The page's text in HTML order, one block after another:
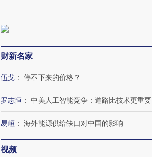
财新名家
伍戈 ： 停不下来的价格？
罗志恒 ： 中美人工智能竞争：道路比技术更重要
易峘 ： 海外能源供给缺口对中国的影响
视频